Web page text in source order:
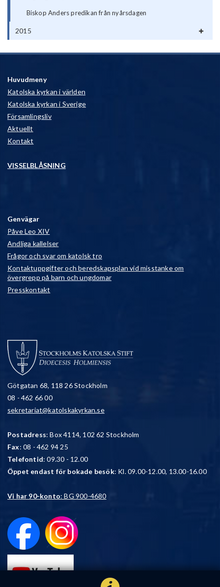
Biskop Anders predikan från nyårsdagen
2015
Huvudmeny
Katolska kyrkan i världen
Katolska kyrkan i Sverige
Församlingsliv
Aktuellt
Kontakt
VISSELBLÅSNING
Genvägar
Påve Leo XIV
Andliga kallelser
Frågor och svar om katolsk tro
Kontaktuppgifter och beredskapsplan vid misstanke om
övergrepp på barn och ungdomar
Presskontakt
Götgatan 68, 118 26 Stockholm
08 - 462 66 00
sekretariat@katolskakyrkan.se
Postadress: Box 4114, 102 62 Stockholm
Fax: 08 - 462 94 25
Telefontid: 09.30 - 12.00
Öppet endast för bokade besök: Kl. 09.00-12.00, 13.00-16.00
Vi har 90-konto: BG 900-4680